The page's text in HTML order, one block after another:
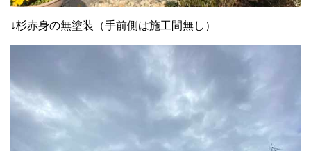
↓杉赤身の無塗装（手前側は施工間無し）